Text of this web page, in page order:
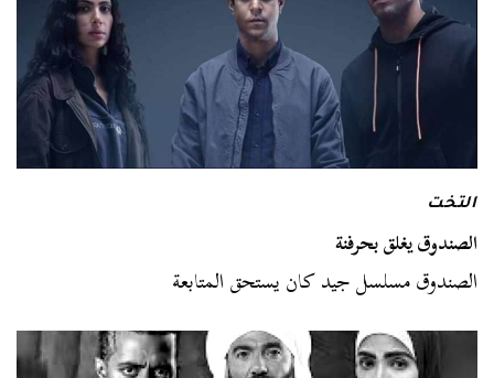
التخت
الصندوق يغلق بحرفنة
الصندوق مسلسل جيد كان يستحق المتابعة